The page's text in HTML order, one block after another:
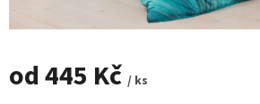
od445 Kč / ks